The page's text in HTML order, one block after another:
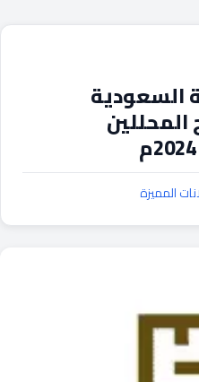
السعودية
المحللين
المميزة